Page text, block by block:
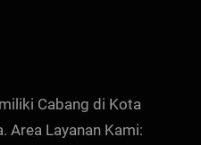
Cabang di Kota
Area Layanan Kami: